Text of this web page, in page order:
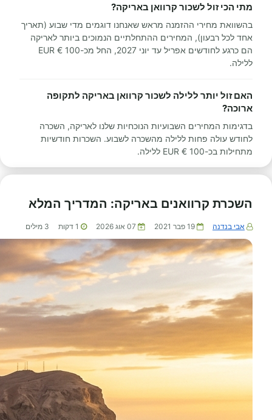
מתי הכי זול לשכור קרוואן באריקה?
בהשוואת מחירי ההזמנה מראש שאנחנו דוגמים מדי שבוע (תאריך
אחד לכל רבעון), המחירים ההתחלתיים הנמוכים ביותר לאריקה
הם כרגע לחודשים אפריל עד יוני 2027, החל מכ-100 € EUR
ללילה.
האם זול יותר ללילה לשכור קרוואן באריקה לתקופה
ארוכה?
בדגימות המחירים השבועיות הנוכחיות שלנו לאריקה, השכרה
לחודש עולה פחות ללילה מהשכרה לשבוע. השכרות חודשיות
מתחילות בכ-100 € EUR ללילה.
השכרת קרוואנים באריקה: המדריך המלא
אבי בנדנה 19 פבר 2021 07 אוג 2026 1 דקות 3 מילים